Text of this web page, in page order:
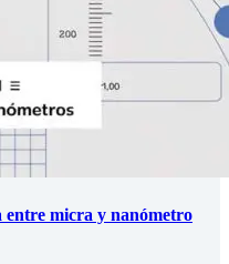
entre micra y nanómetro